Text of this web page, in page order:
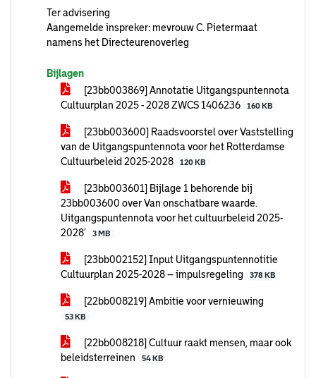
Ter advisering
Aangemelde inspreker: mevrouw C. Pietermaat
namens het Directeurenoverleg
Bijlagen
[23bb003869] Annotatie Uitgangspuntennota
Cultuurplan 2025 - 2028 ZWCS 1406236
160 KB
[23bb003600] Raadsvoorstel over Vaststelling
van de Uitgangspuntennota voor het Rotterdamse
Cultuurbeleid 2025-2028
120 KB
[23bb003601] Bijlage 1 behorende bij
23bb003600 over Van onschatbare waarde.
Uitgangspuntennota voor het cultuurbeleid 2025-
2028’
3 MB
[23bb002152] Input Uitgangspuntennotitie
Cultuurplan 2025-2028 – impulsregeling
378 KB
[22bb008219] Ambitie voor vernieuwing
53 KB
[22bb008218] Cultuur raakt mensen, maar ook
beleidsterreinen
54 KB